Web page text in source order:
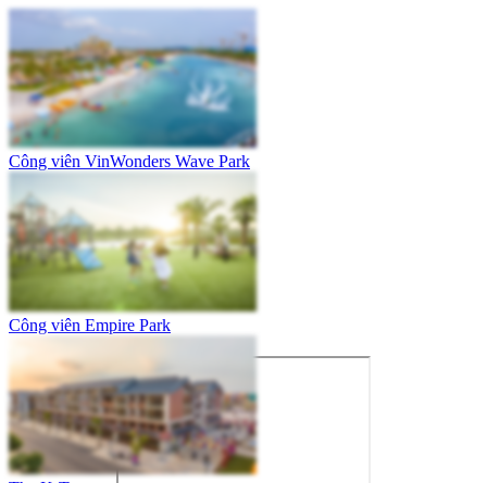
Công viên VinWonders Wave Park
Công viên Empire Park